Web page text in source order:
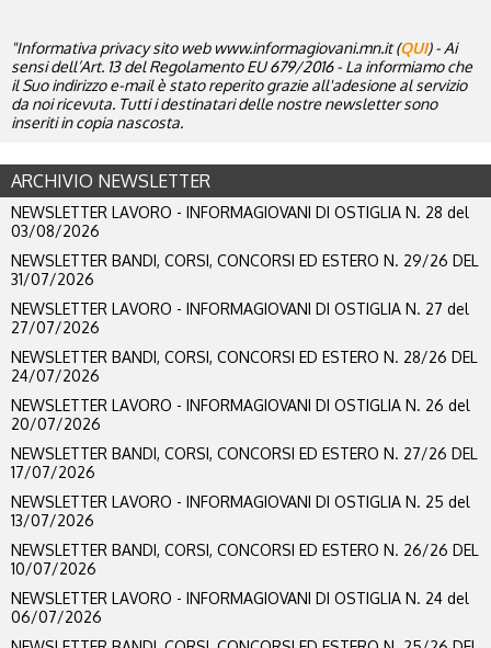
"Informativa privacy sito web www.informagiovani.mn.it (QUI) - Ai
sensi dell’Art. 13 del Regolamento EU 679/2016 - La informiamo che
il Suo indirizzo e-mail è stato reperito grazie all'adesione al servizio
da noi ricevuta. Tutti i destinatari delle nostre newsletter sono
inseriti in copia nascosta.
ARCHIVIO NEWSLETTER
NEWSLETTER LAVORO - INFORMAGIOVANI DI OSTIGLIA N. 28 del
03/08/2026
NEWSLETTER BANDI, CORSI, CONCORSI ED ESTERO N. 29/26 DEL
31/07/2026
NEWSLETTER LAVORO - INFORMAGIOVANI DI OSTIGLIA N. 27 del
27/07/2026
NEWSLETTER BANDI, CORSI, CONCORSI ED ESTERO N. 28/26 DEL
24/07/2026
NEWSLETTER LAVORO - INFORMAGIOVANI DI OSTIGLIA N. 26 del
20/07/2026
NEWSLETTER BANDI, CORSI, CONCORSI ED ESTERO N. 27/26 DEL
17/07/2026
NEWSLETTER LAVORO - INFORMAGIOVANI DI OSTIGLIA N. 25 del
13/07/2026
NEWSLETTER BANDI, CORSI, CONCORSI ED ESTERO N. 26/26 DEL
10/07/2026
NEWSLETTER LAVORO - INFORMAGIOVANI DI OSTIGLIA N. 24 del
06/07/2026